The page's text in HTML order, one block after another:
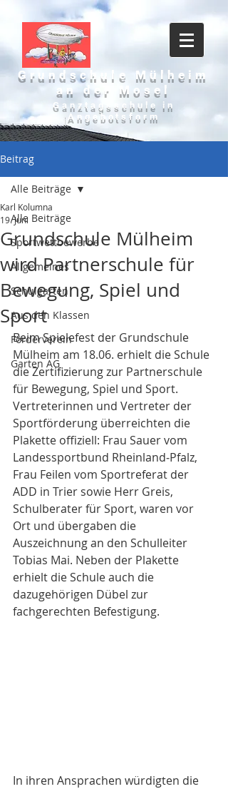
Grundschule Mülheim
an der Mosel
Ganztagsschule in
Angebotsform
Beitrag
Alle Beiträge
Sportwettbewerbe
Allgemeines
Schulgarten
Aus den Klassen
Förderverein
Garten AG
Alle Beiträge
Grundschule Mülheim
wird Partnerschule für
Bewegung, Spiel und
Sport
Karl Kolumna
19. Juni
Beim Spielefest der Grundschule
Mülheim am 18.06. erhielt die Schule
die Zertifizierung zur Partnerschule
für Bewegung, Spiel und Sport.
Vertreterinnen und Vertreter der
Sportförderung überreichten die
Plakette offiziell: Frau Sauer vom
Landessportbund Rheinland‑Pfalz,
Frau Feilen vom Sportreferat der
ADD in Trier sowie Herr Greis,
Schulberater für Sport, waren vor
Ort und übergaben die
Auszeichnung an den Schulleiter
Tobias Mai. Neben der Plakette
erhielt die Schule auch die
dazugehörigen Dübel zur
fachgerechten Befestigung.
In ihren Ansprachen würdigten die